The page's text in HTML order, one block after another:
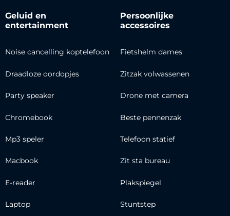
Geluid en
entertainment
Noise cancelling koptelefoon
Draadloze oordopjes
Party speaker
Chromebook
Mp3 speler
Macbook
E-reader
Laptop
Persoonlijke
accessoires
Fietshelm dames
Zitzak volwassenen
Drone met camera
Beste pennenzak
Telefoon statief
Zit sta bureau
Plakspiegel
Stuntstep